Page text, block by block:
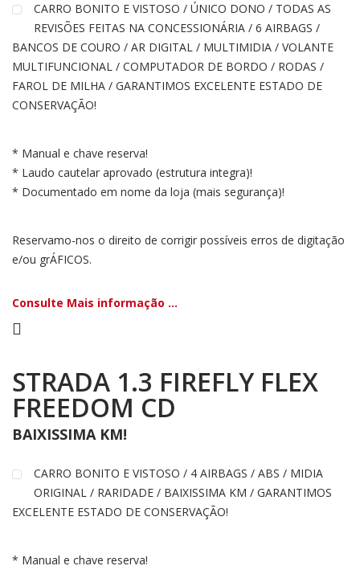
CARRO BONITO E VISTOSO / ÚNICO DONO / TODAS AS
REVISÕES FEITAS NA CONCESSIONÁRIA / 6 AIRBAGS /
BANCOS DE COURO / AR DIGITAL / MULTIMIDIA / VOLANTE
MULTIFUNCIONAL / COMPUTADOR DE BORDO / RODAS /
FAROL DE MILHA / GARANTIMOS EXCELENTE ESTADO DE
CONSERVAÇÃO!
* Manual e chave reserva!
* Laudo cautelar aprovado (estrutura integra)!
* Documentado em nome da loja (mais segurança)!
Reservamo-nos o direito de corrigir possíveis erros de digitação
e/ou grÁFICOS.
Consulte Mais informação ...
STRADA 1.3 FIREFLY FLEX
FREEDOM CD
BAIXISSIMA KM!
CARRO BONITO E VISTOSO / 4 AIRBAGS / ABS / MIDIA
ORIGINAL / RARIDADE / BAIXISSIMA KM / GARANTIMOS
EXCELENTE ESTADO DE CONSERVAÇÃO!
* Manual e chave reserva!